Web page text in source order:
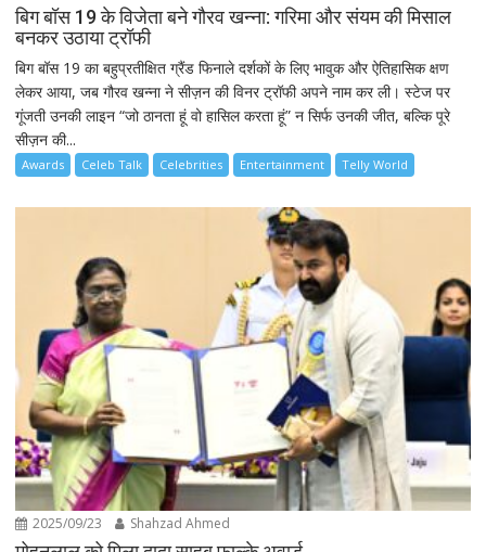
बिग बॉस 19 के विजेता बने गौरव खन्ना: गरिमा और संयम की मिसाल
बनकर उठाया ट्रॉफी
बिग बॉस 19 का बहुप्रतीक्षित ग्रैंड फिनाले दर्शकों के लिए भावुक और ऐतिहासिक क्षण
लेकर आया, जब गौरव खन्ना ने सीज़न की विनर ट्रॉफी अपने नाम कर ली। स्टेज पर
गूंजती उनकी लाइन “जो ठानता हूं वो हासिल करता हूं” न सिर्फ उनकी जीत, बल्कि पूरे
सीज़न की...
Awards Celeb Talk Celebrities Entertainment Telly World
2025/09/23 Shahzad Ahmed